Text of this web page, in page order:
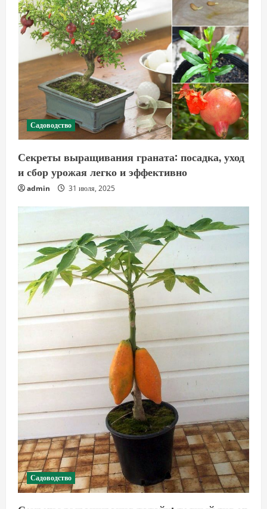
Садоводство
Секреты выращивания граната: посадка, уход
и сбор урожая легко и эффективно
admin 31 июля, 2025
Садоводство